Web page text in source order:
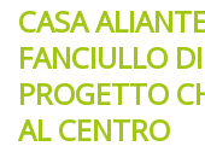
CASA
FANCIULLO
PROGETTO
AL CENTRO